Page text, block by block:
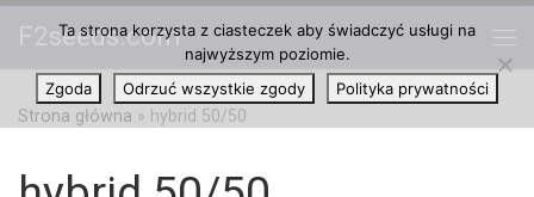
Przejdź do treści
F2seeds.com
Strona główna » hybrid 50/50
Ta strona korzysta z ciasteczek aby świadczyć usługi na
najwyższym poziomie.
Zgoda
Odrzuć wszystkie zgody Polityka prywatności